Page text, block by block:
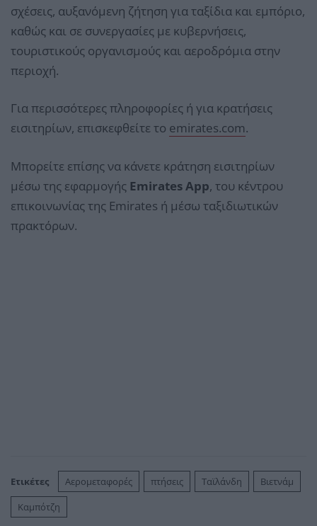
σχέσεις, αυξανόμενη ζήτηση για ταξίδια και εμπόριο,
καθώς και σε συνεργασίες με κυβερνήσεις,
τουριστικούς οργανισμούς και αεροδρόμια στην
περιοχή.
Για περισσότερες πληροφορίες ή για κρατήσεις
εισιτηρίων, επισκεφθείτε το emirates.com.
Μπορείτε επίσης να κάνετε κράτηση εισιτηρίων
μέσω της εφαρμογής Emirates App, του κέντρου
επικοινωνίας της Emirates ή μέσω ταξιδιωτικών
πρακτόρων.
Ετικέτες Αερομεταφορές πτήσεις Ταϊλάνδη
Βιετνάμ
Καμπότζη